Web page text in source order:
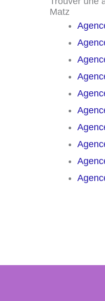
Matz